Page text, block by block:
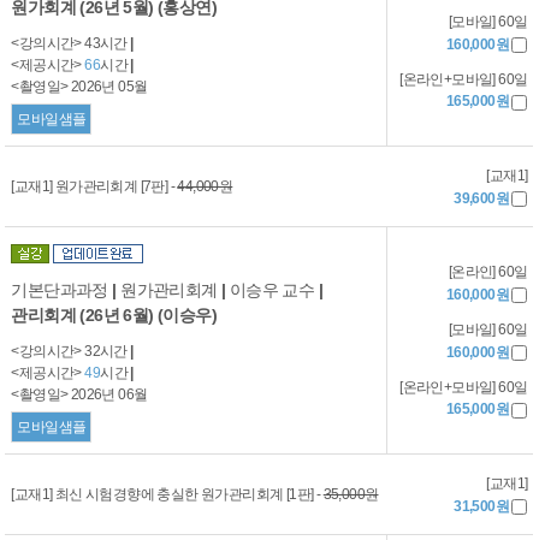
원가회계 (26년 5월) (홍상연)
<강의시간> 43시간
<제공시간>66시간
<촬영일> 2026년 05월
모바일샘플
[모바일] 60일
160,000원
[온라인+모바일] 60일
165,000원
[교재1] 원가관리회계 [7판] -44,000원
[교재1]
39,600원
기본단과과정 | 원가관리회계 | 이승우 교수 |
관리회계 (26년 6월) (이승우)
<강의시간> 32시간
<제공시간>49시간
<촬영일> 2026년 06월
모바일샘플
[온라인] 60일
160,000원
[모바일] 60일
160,000원
[온라인+모바일] 60일
165,000원
[교재1] 최신 시험경향에 충실한 원가관리회계 [1판] -35,000원
[교재1]
31,500원